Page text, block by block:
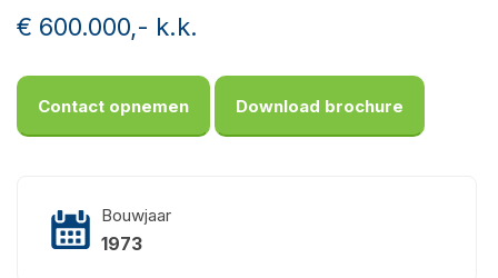
€ 600.000,- k.k.
Contact opnemen Download brochure
Bouwjaar
1973